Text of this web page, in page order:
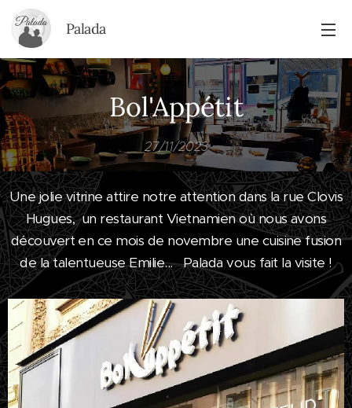
Palada
Bol'Appétit
27/11/2023
Une jolie vitrine attire notre attention dans la rue Clovis
Hugues, un restaurant Vietnamien où nous avons
découvert en ce mois de novembre une cuisine fusion
de la talentueuse Emilie... Palada vous fait la visite !